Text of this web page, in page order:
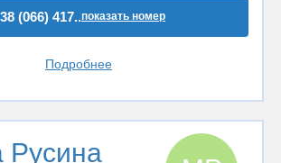
(066) 417..показать номер
Подробнее
Русина